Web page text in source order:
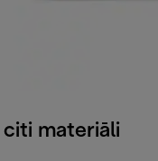
citi materiāli